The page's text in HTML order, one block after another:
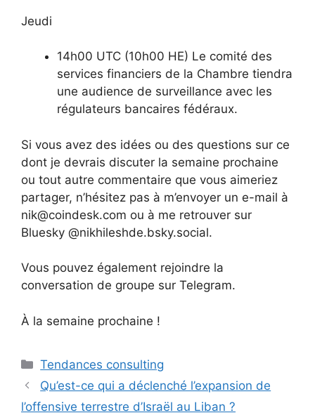
Jeudi
14h00 UTC (10h00 HE) Le comité des
services financiers de la Chambre tiendra
une audience de surveillance avec les
régulateurs bancaires fédéraux.
Si vous avez des idées ou des questions sur ce
dont je devrais discuter la semaine prochaine
ou tout autre commentaire que vous aimeriez
partager, n’hésitez pas à m’envoyer un e-mail à
nik@coindesk.com ou à me retrouver sur
Bluesky @nikhileshde.bsky.social.
Vous pouvez également rejoindre la
conversation de groupe sur Telegram.
À la semaine prochaine !
Catégories
Tendances consulting
Qu’est-ce qui a déclenché l’expansion de
l’offensive terrestre d’Israël au Liban ?